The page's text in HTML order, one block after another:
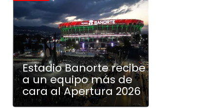
Estadio Banorte recibe
a un equipo más de
cara al Apertura 2026